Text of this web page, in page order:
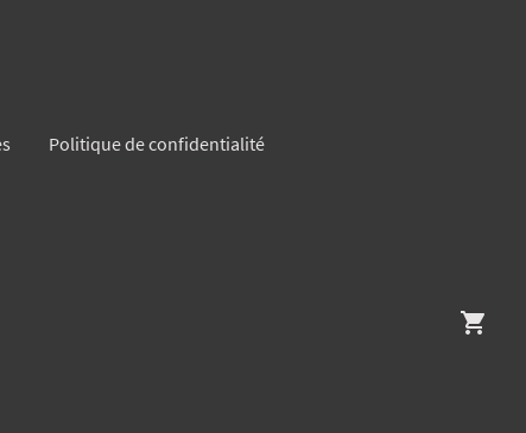
Politique de confidentialité